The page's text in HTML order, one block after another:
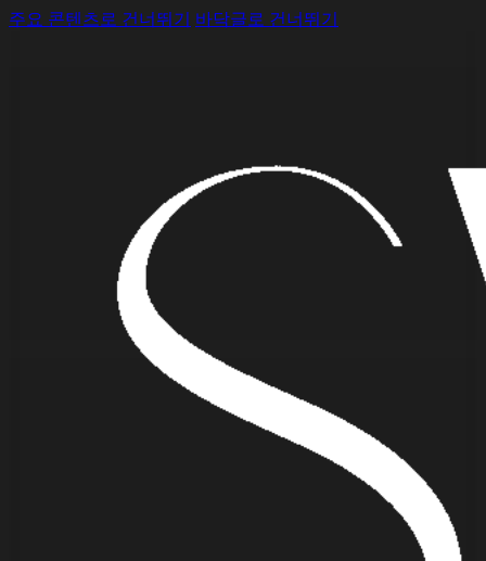
주요 콘텐츠로 건너뛰기 바닥글로 건너뛰기